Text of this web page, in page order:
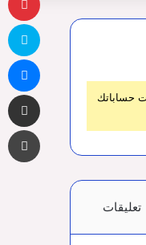
حساباتك
تعليقات